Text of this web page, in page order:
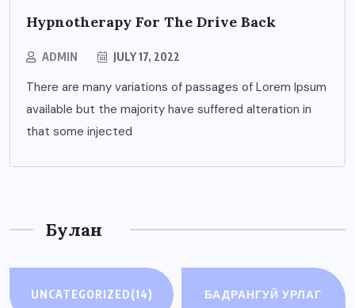
Hypnotherapy For The Drive Back
ADMIN JULY 17, 2022
There are many variations of passages of Lorem Ipsum
available but the majority have suffered alteration in
that some injected
Булан
UNCATEGORIZED(14)
БАДРАНГУЙ УРЛАГ